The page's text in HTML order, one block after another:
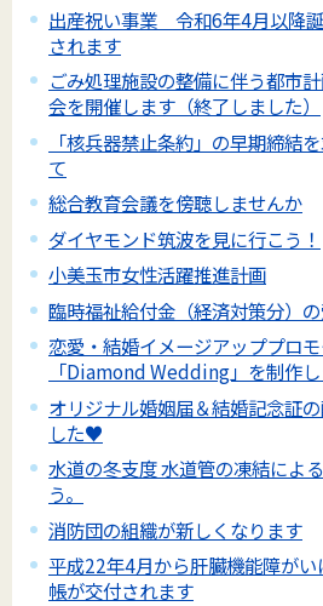
出産祝い事業 令和6年4月以降
されます
ごみ処理施設の整備に伴う都市
会を開催します（終了しました）
「核兵器禁止条約」の早期締結
て
総合教育会議を傍聴しませんか
ダイヤモンド筑波を見に行こう！
小美玉市女性活躍推進計画
臨時福祉給付金（経済対策分）
恋愛・結婚イメージアッププロ
「Diamond Wedding」を制作し
オリジナル婚姻届＆結婚記念証
した♥
水道の冬支度 水道管の凍結によ
う。
消防団の組織が新しくなります
平成22年4月から肝臓機能障が
帳が交付されます